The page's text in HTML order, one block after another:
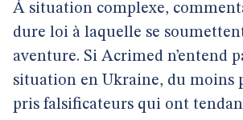
À situation complexe,
dure loi à laquelle se
aventure. Si Acrimed n’entend
situation en Ukraine, du moins
pris falsificateurs qui ont